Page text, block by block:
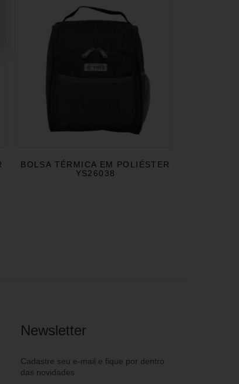
BOLSA TÉRMICA EM POLIÉSTER
YS26038
Newsletter
Cadastre seu e-mail e fique por dentro
das novidades